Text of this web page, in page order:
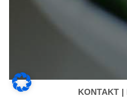
KONTAKT |